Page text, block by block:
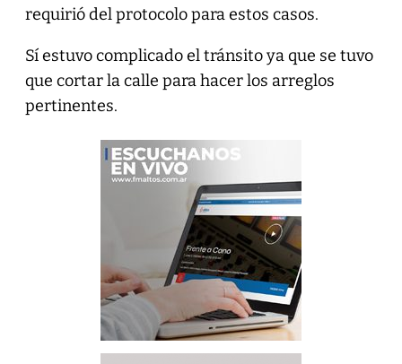
requirió del protocolo para estos casos.
Sí estuvo complicado el tránsito ya que se tuvo
que cortar la calle para hacer los arreglos
pertinentes.